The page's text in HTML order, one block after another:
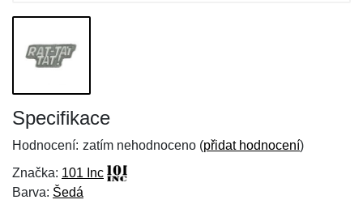
Specifikace
Hodnocení: zatím nehodnoceno (přidat hodnocení)
Značka: 101 Inc
Barva: Šedá